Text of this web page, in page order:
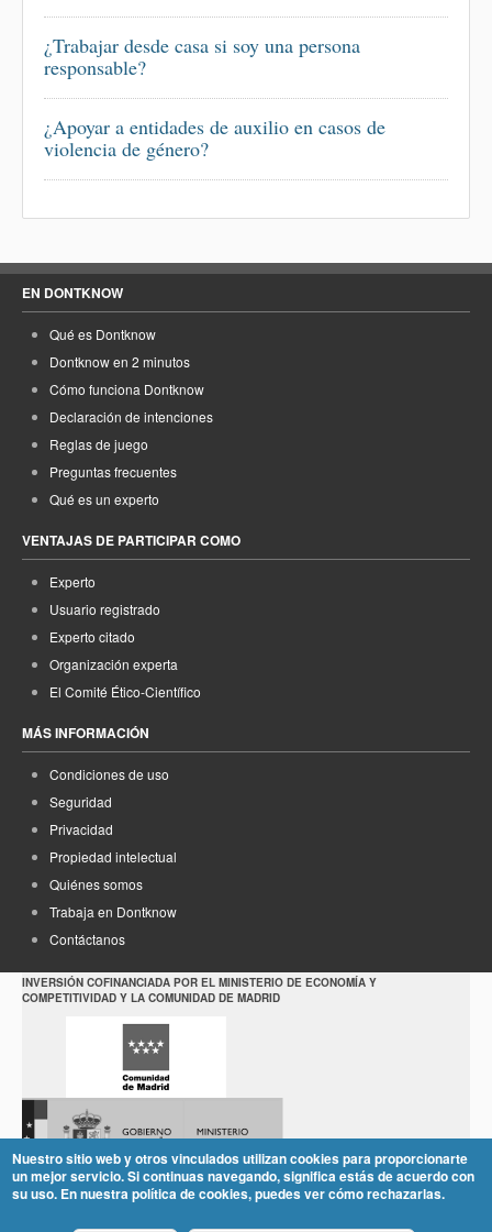
¿Trabajar desde casa si soy una persona
responsable?
¿Apoyar a entidades de auxilio en casos de
violencia de género?
EN DONTKNOW
Qué es Dontknow
Dontknow en 2 minutos
Cómo funciona Dontknow
Declaración de intenciones
Reglas de juego
Preguntas frecuentes
Qué es un experto
VENTAJAS DE PARTICIPAR COMO
Experto
Usuario registrado
Experto citado
Organización experta
El Comité Ético-Científico
MÁS INFORMACIÓN
Condiciones de uso
Seguridad
Privacidad
Propiedad intelectual
Quiénes somos
Trabaja en Dontknow
Contáctanos
INVERSIÓN COFINANCIADA POR EL MINISTERIO DE ECONOMÍA Y
COMPETITIVIDAD Y LA COMUNIDAD DE MADRID
Nuestro sitio web y otros vinculados utilizan cookies para proporcionarte
un mejor servicio. Si continuas navegando, significa estás de acuerdo con
su uso. En nuestra política de cookies, puedes ver cómo rechazarlas.